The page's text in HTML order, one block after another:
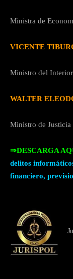
Ministra de
VICENTE
Ministro del Interior
WALTER
Ministro de
⇒DESCARGA
delitos
financiero,